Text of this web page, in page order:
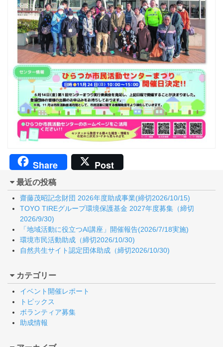
Share Post
最近の投稿
齋藤茂昭記念財団 2026年度助成事業(締切2026/10/15)
TOYO TIREグループ環境保護基金 2027年度募集（締切
2026/9/30)
「地域活動に役立つAI講座」開催報告(2026/7/18実施)
環境市民活動助成（締切2026/10/30)
自然共生サイト認定団体助成（締切2026/10/30)
カテゴリー
イベント開催レポート
トピックス
ボランティア募集
助成情報